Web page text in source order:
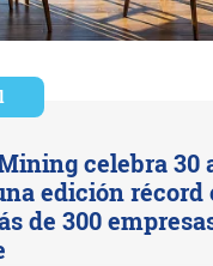
celebra 30
edición récord
de 300